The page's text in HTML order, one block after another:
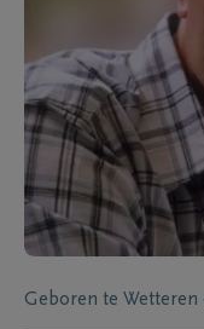
Geboren te Wetteren